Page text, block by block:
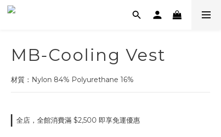
MB-Cooling Vest
材質：Nylon 84% Polyurethane 16%
全店，全館消費滿 $2,500 即享免運優惠